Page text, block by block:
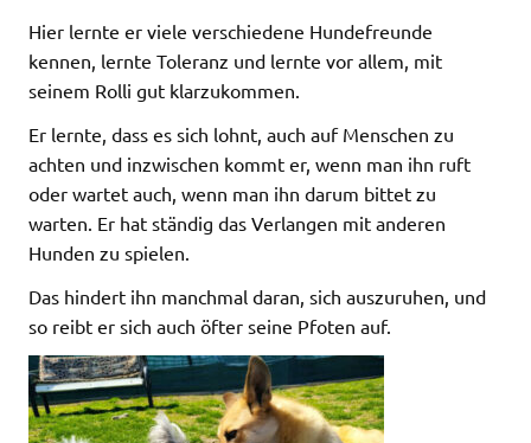
Hier lernte er viele verschiedene Hundefreunde
kennen, lernte Toleranz und lernte vor allem, mit
seinem Rolli gut klarzukommen.
Er lernte, dass es sich lohnt, auch auf Menschen zu
achten und inzwischen kommt er, wenn man ihn ruft
oder wartet auch, wenn man ihn darum bittet zu
warten. Er hat ständig das Verlangen mit anderen
Hunden zu spielen.
Das hindert ihn manchmal daran, sich auszuruhen, und
so reibt er sich auch öfter seine Pfoten auf.